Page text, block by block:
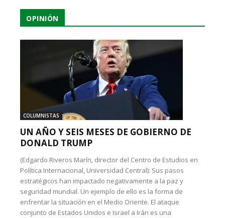
OPINIÓN
COLUMNISTAS
UN AÑO Y SEIS MESES DE GOBIERNO DE
DONALD TRUMP
(Edgardo Riveros Marín, director del Centro de Estudios en
Política Internacional, Universidad Central): Sus pasos
estratégicos han impactado negativamente a la paz y
seguridad mundial. Un ejemplo de ello es la forma de
enfrentar la situación en el Medio Oriente. El ataque
conjunto de Estados Unidos e Israel a Irán es una